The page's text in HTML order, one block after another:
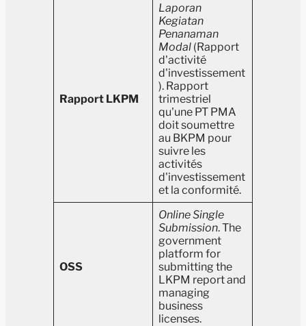
Rapport LKPM
Laporan
Kegiatan
Penanaman
Modal (Rapport
d'activité
d'investissement
). Rapport
trimestriel
qu'une PT PMA
doit soumettre
au BKPM pour
suivre les
activités
d'investissement
et la conformité.
OSS
Online Single
Submission. The
government
platform for
submitting the
LKPM report and
managing
business
licenses.